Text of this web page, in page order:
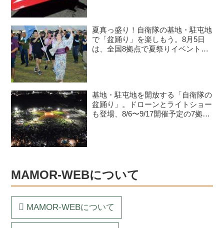
夏真っ盛り！自衛隊の基地・駐屯地
で「盆踊り」を楽しもう。8月5日
は、全国8拠点で夏祭りイベントが
基地・駐屯地を開放する「自衛隊の
盆踊り」。ドローンとライトショー
も登場、8/6〜9/17開催予定の7拠点
MAMOR-WEBについて
MAMOR-WEBについて